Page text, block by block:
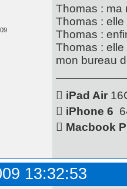
Thomas : ma
Thomas :
Thomas :
Thomas :
mon bureau
 iPad Air
 iPhone 6
 Macbook
13:32:53